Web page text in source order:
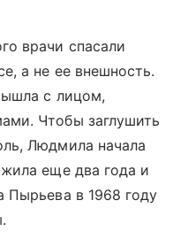
врачи спасали
а не ее внешность.
с лицом,
Чтобы заглушить
Людмила начала
еще два года и
Пырьева в 1968 году